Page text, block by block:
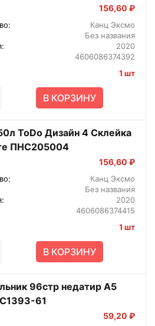
156,60 ₽
Канц Эксмо
Без названия
2020
4606086374392
1 шт
В КОРЗИНУ
ПНС205004
156,60 ₽
Канц Эксмо
Без названия
2020
4606086374415
1 шт
В КОРЗИНУ
недатир А5
61
59,20 ₽